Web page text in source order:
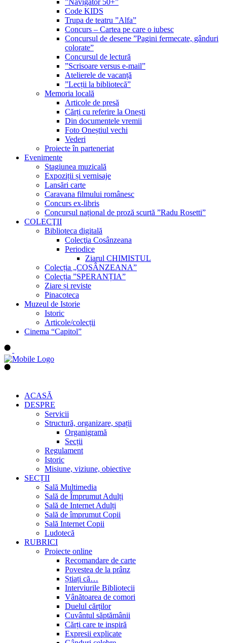
Code KIDS
Trupa de teatru ”Alfa”
Concurs – Cartea pe care o iubesc
Concursul de desene ”Pagini fermecate, gânduri
colorate”
Concursul de lectură
”Scrisoare versus e-mail”
Atelierele de vacanță
”Lecții la bibliotecă”
Memoria locală
Articole de presă
Cărți cu referire la Onești
Din documentele vremii
Foto Oneștiul vechi
Vederi
Proiecte în parteneriat
Evenimente
Stagiunea muzicală
Expoziții și vernisaje
Lansări carte
Caravana filmului românesc
Concurs ex-libris
Concursul național de proză scurtă ”Radu Rosetti”
COLECŢII
Biblioteca digitală
Colecţia Cosânzeana
Periodice
Ziarul CHIMISTUL
Colecția „COSÂNZEANA”
Colecția ”SPERANȚIA”
Ziare și reviste
Pinacoteca
Muzeul de Istorie
Istoric
Articole/colecții
Cinema “Capitol”
ACASĂ
DESPRE
Servicii
Structură, organizare, spații
Organigramă
Secții
Regulament
Istoric
Misiune, viziune, obiective
SECȚII
Sală Multimedia
Sală de Împrumut Adulți
Sală de Internet Adulți
Sală de împrumut Copii
Sală Internet Copii
Ludotecă
RUBRICI
Proiecte online
Recomandare de carte
Povestea de la prânz
Știați că…
Interviurile Bibliotecii
Vânătoarea de comori
Duelul cărților
Cuvântul săptămânii
Cărți care te inspiră
Expresii explicate